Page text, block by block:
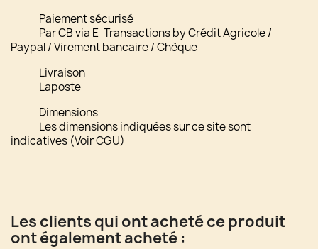
Paiement sécurisé
Par CB via E-Transactions by Crédit Agricole /
Paypal / Virement bancaire / Chèque
Livraison
Laposte
Dimensions
Les dimensions indiquées sur ce site sont
indicatives (Voir CGU)
Les clients qui ont acheté ce produit
ont également acheté :